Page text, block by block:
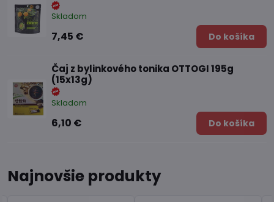
Skladom
7,45 € Do košíka
Čaj z bylinkového tonika OTTOGI 195g
(15x13g)
Skladom
6,10 € Do košíka
Najnovšie produkty